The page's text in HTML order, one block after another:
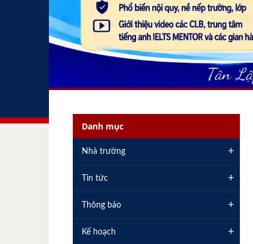
Danh mục
Nhà trường +
Tin tức +
Thông báo +
Kế hoạch +